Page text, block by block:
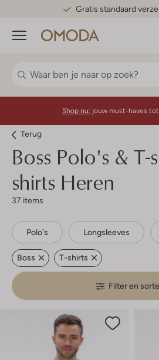
Gratis standaard
Menu
Shop nu: jouw must-haves
Terug
Boss Polo's & T-
shirts Heren
37 items
Polo's Longsleeves
Boss T-shirts
Filter en